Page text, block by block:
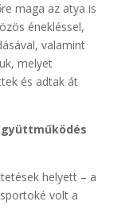
maga az atya is
énekléssel,
valamint
melyet
és adtak át
helyett – a
volt a